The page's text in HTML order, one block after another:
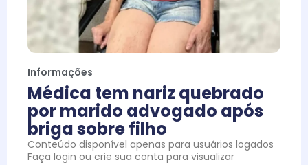
Informações
Médica tem nariz quebrado
por marido advogado após
briga sobre filho
Conteúdo disponível apenas para usuários logados
Faça login ou crie sua conta para visualizar